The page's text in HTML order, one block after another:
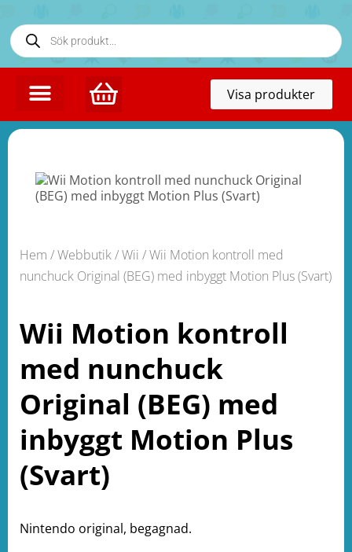
Visa produkter
Hem /Webbutik/Wii / Wii Motion kontroll med
nunchuck Original (BEG) med inbyggt Motion Plus (Svart)
Wii Motion kontroll
med nunchuck
Original (BEG) med
inbyggt Motion Plus
(Svart)
Nintendo original, begagnad.